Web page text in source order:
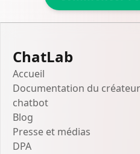
ChatLab
Accueil
Documentation du
chatbot
Blog
Presse et médias
DPA